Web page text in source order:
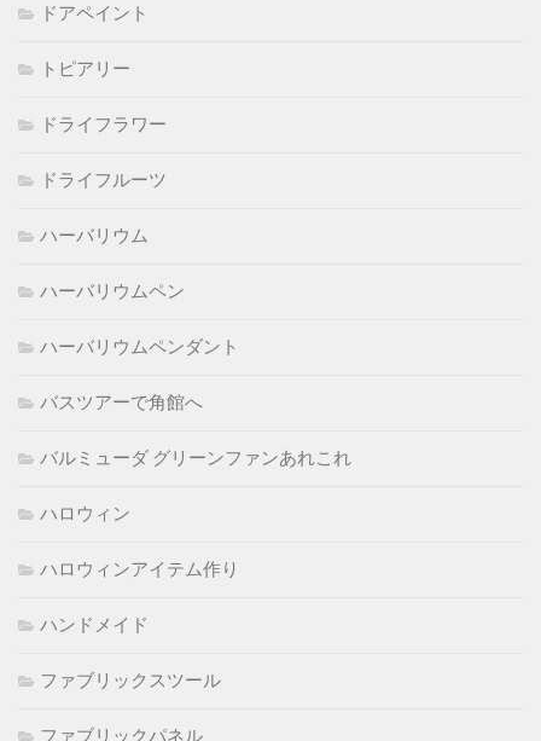
ドアペイント
トピアリー
ドライフラワー
ドライフルーツ
ハーバリウム
ハーバリウムペン
ハーバリウムペンダント
バスツアーで角館へ
バルミューダ グリーンファンあれこれ
ハロウィン
ハロウィンアイテム作り
ハンドメイド
ファブリックスツール
ファブリックパネル